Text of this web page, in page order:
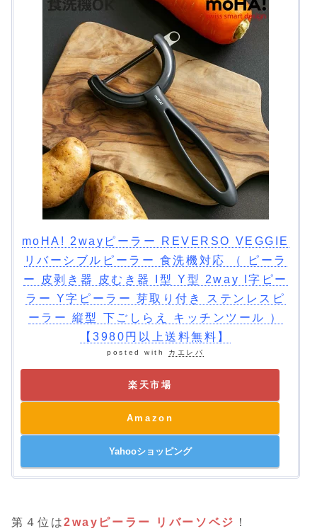
moHA! 2wayピーラー REVERSO VEGGIE
リバーシブルピーラー 食洗機対応 （ ピーラ
ー 皮剥き器 皮むき器 I型 Y型 2way I字ピー
ラー Y字ピーラー 芽取り付き ステンレスピ
ーラー 縦型 下ごしらえ キッチンツール ）
【3980円以上送料無料】
posted with カエレバ
楽天市場
Amazon
Yahooショッピング
第４位は2wayピーラー リバーソベジ ！